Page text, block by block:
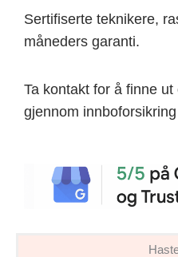
Sertifiserte teknikere,
måneders garanti.
Ta kontakt for å finne
gjennom innboforsikring